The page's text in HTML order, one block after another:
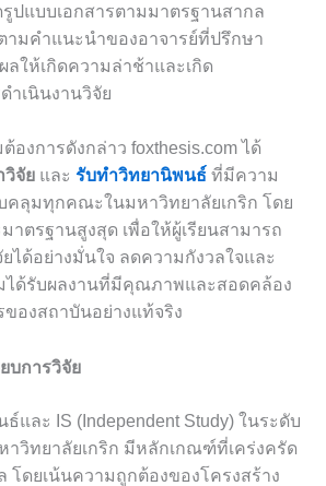
รูปแบบเอกสารตามมาตรฐานสากล
ามคำแนะนำของอาจารย์ที่ปรึกษา
ให้เกิดความล่าช้าและเกิด
ำเนินงานวิจัย
องการดังกล่าว foxthesis.com ได้
วิจัย และ รับทำวิทยานิพนธ์ ที่มีความ
คลุมทุกคณะในมหาวิทยาลัยเกริก โดย
ตรฐานสูงสุด เพื่อให้ผู้เรียนสามารถ
ได้อย่างมั่นใจ ลดความกังวลใจและ
ได้รับผลงานที่มีคุณภาพและสอดคล้อง
องสถาบันอย่างแท้จริง
บการวิจัย
และ IS (Independent Study) ในระดับ
วิทยาลัยเกริก มีหลักเกณฑ์ที่เคร่งครัด
โดยเน้นความถูกต้องของโครงสร้าง